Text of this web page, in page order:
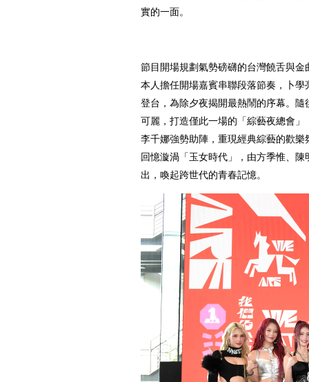
實的一面。
節目開場規劃氣勢磅礴的台灣饒舌與
本人擔任開場嘉賓串聯段落節奏，卜
登台，為除夕夜揭開最熱鬧的序幕。
可麗，打造僅此一場的「綜藝夜總會
李千娜強勢助陣，重現經典綜藝的歡
回憶漩渦「玉女時代」，由方季惟、
出，喚起跨世代的青春記憶。